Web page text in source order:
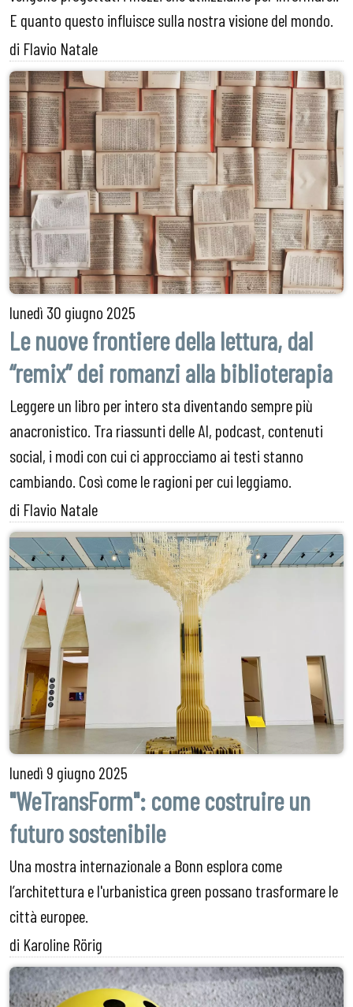
E quanto questo influisce sulla nostra visione del mondo.
di Flavio Natale
lunedì 30 giugno 2025
Le nuove frontiere della lettura, dal
“remix” dei romanzi alla biblioterapia
Leggere un libro per intero sta diventando sempre più
anacronistico. Tra riassunti delle AI, podcast, contenuti
social, i modi con cui ci approcciamo ai testi stanno
cambiando. Così come le ragioni per cui leggiamo.
di Flavio Natale
lunedì 9 giugno 2025
"WeTransForm": come costruire un
futuro sostenibile
Una mostra internazionale a Bonn esplora come
l’architettura e l'urbanistica green possano trasformare le
città europee.
di Karoline Rörig